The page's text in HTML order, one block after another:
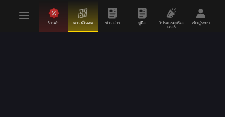
ร้านค้า ดาวน์โหลด ข่าวสาร คู่มือ
โปรแกรมครีเอ
เตอร์
เข้าสู่ระบบ